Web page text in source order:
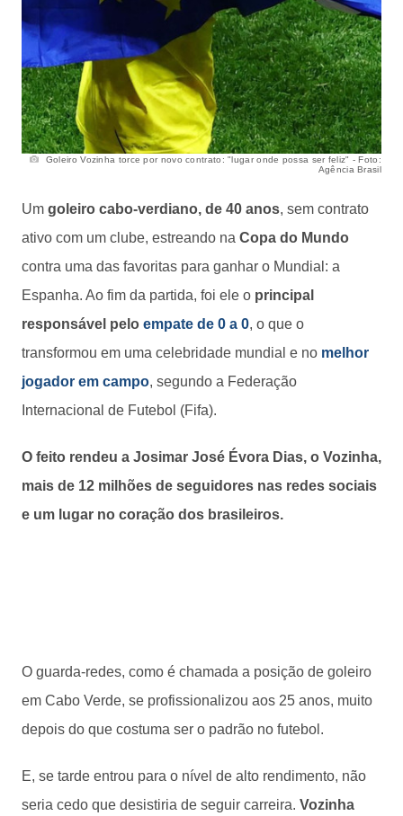
Goleiro Vozinha torce por novo contrato: "lugar onde possa ser feliz" - Foto:
Agência Brasil
Um goleiro cabo-verdiano, de 40 anos, sem contrato
ativo com um clube, estreando na Copa do Mundo
contra uma das favoritas para ganhar o Mundial: a
Espanha. Ao fim da partida, foi ele o principal
responsável pelo empate de 0 a 0, o que o
transformou em uma celebridade mundial e no melhor
jogador em campo, segundo a Federação
Internacional de Futebol (Fifa).
O feito rendeu a Josimar José Évora Dias, o Vozinha,
mais de 12 milhões de seguidores nas redes sociais
e um lugar no coração dos brasileiros.
O guarda-redes, como é chamada a posição de goleiro
em Cabo Verde, se profissionalizou aos 25 anos, muito
depois do que costuma ser o padrão no futebol.
E, se tarde entrou para o nível de alto rendimento, não
seria cedo que desistiria de seguir carreira. Vozinha